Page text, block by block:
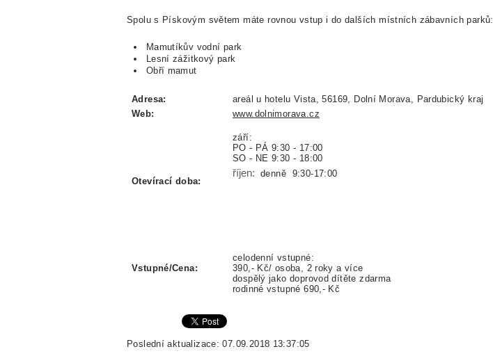
Spolu s Pískovým světem máte rovnou vstup i do dalších místních zábavních parků:
Mamutíkův vodní park
Lesní zážitkový park
Obří mamut
Adresa:
areál u hotelu Vista, 56169, Dolní Morava, Pardubický kraj
Web:
www.dolnimorava.cz
Otevírací doba:
září:
PO - PÁ 9:30 - 17:00
SO - NE 9:30 - 18:00
říjen: denně 9:30-17:00
Vstupné/Cena:
celodenní vstupné:
390,- Kč/ osoba, 2 roky a více
dospělý jako doprovod dítěte zdarma
rodinné vstupné 690,- Kč
Poslední aktualizace: 07.09.2018 13:37:05